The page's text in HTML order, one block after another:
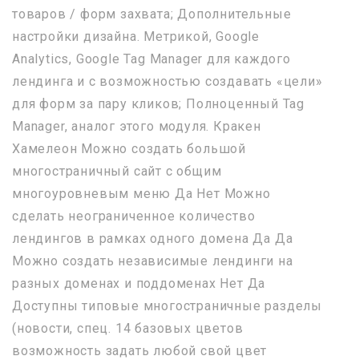
товаров / форм захвата; Дополнительные
настройки дизайна. Метрикой, Google
Analytics, Google Tag Manager для каждого
лендинга и с возможностью создавать «цели»
для форм за пару кликов; Полноценный Tag
Manager, аналог этого модуля. Кракен
Хамелеон Можно создать большой
многостраничный сайт с общим
многоуровневым меню Да Нет Можно
сделать неограниченное количество
лендингов в рамках одного домена Да Да
Можно создать независимые лендинги на
разных доменах и поддоменах Нет Да
Доступны типовые многостраничные разделы
(новости, спец. 14 базовых цветов
возможность задать любой свой цвет